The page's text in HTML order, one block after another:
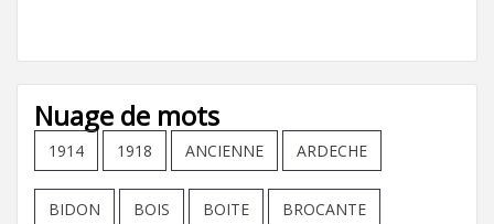
Nuage de mots
1914 1918 ANCIENNE ARDECHE
BIDON BOIS BOITE BROCANTE